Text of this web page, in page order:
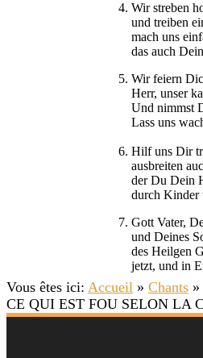
4. Wir streben
und treiben
mach uns
das auch
5. Wir feiern
Herr, unser
Und nimmst
Lass uns
6. Hilf uns Dir
ausbreiten
der Du Dein
durch Kinder
7. Gott Vater,
und Deines
des Heilgen
jetzt, und in
Vous êtes ici: Accueil » Chants »
CE QUI EST FOU SELON LA